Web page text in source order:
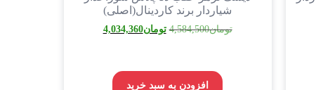
شیاردار برند کاردینال(اصلی)
تومان4,584,500 تومان4,034,360
افزودن به سبد خرید